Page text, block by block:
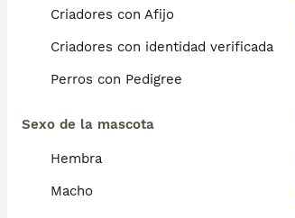
Criadores con Afijo
Criadores con identidad verificada
Perros con Pedigree
Sexo de la mascota
Hembra
Macho